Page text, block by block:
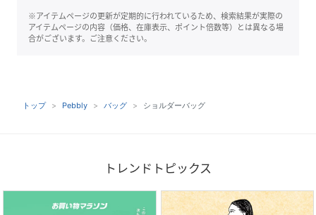
※アイテムページの更新が定期的に行われているため、検索結果が実際の
アイテムページの内容（価格、在庫表示、ポイント倍数等）とは異なる場
合がございます。ご注意ください。
トップ Pebbly バッグ ショルダーバッグ
トレンドトピックス